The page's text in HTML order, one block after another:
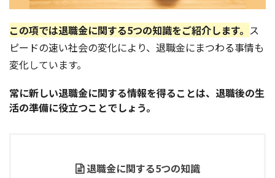
この項では退職金に関する5つの知識をご紹介します。 ス
ピードの速い社会の変化により、退職金にまつわる事情も
変化しています。
常に新しい退職金に関する情報を得ることは、退職後の生
活の準備に役立つことでしょう。
退職金に関する5つの知識